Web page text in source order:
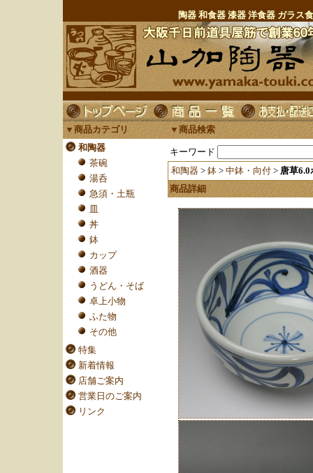
陶器 和食器 漆器 洋食器 ガラス
▼商品カテゴリ
和陶器
茶碗
湯呑
急須・土瓶
皿
丼
鉢
カップ
酒器
うどん・そば
卓上小物
ふた物
その他
特集
新着情報
店舗ご案内
営業日のご案内
リンク
▼商品検索
キーワード
和陶器 > 鉢 > 中鉢・向付 > 唐草6.0
商品詳細